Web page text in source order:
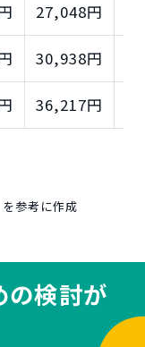
27,048円
30,938円
36,217円
参考に作成
の検討が